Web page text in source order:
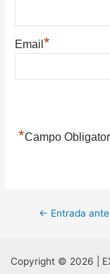
Email*
*Campo
entradas
← Entrada
Copyright © 2026 |